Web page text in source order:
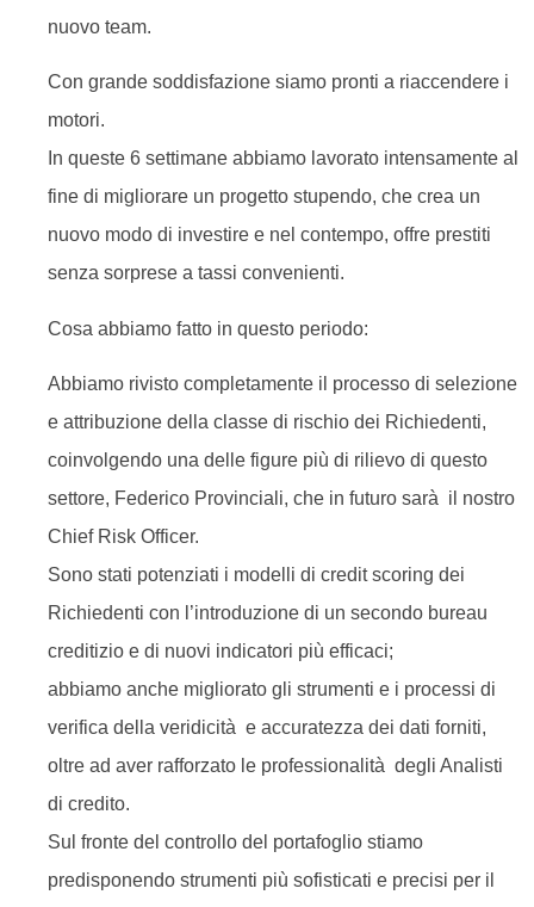
nuovo team.
Con grande soddisfazione siamo pronti a riaccendere i
motori.
In queste 6 settimane abbiamo lavorato intensamente al
fine di migliorare un progetto stupendo, che crea un
nuovo modo di investire e nel contempo, offre prestiti
senza sorprese a tassi convenienti.
Cosa abbiamo fatto in questo periodo:
Abbiamo rivisto completamente il processo di selezione
e attribuzione della classe di rischio dei Richiedenti,
coinvolgendo una delle figure più di rilievo di questo
settore, Federico Provinciali, che in futuro sarà il nostro
Chief Risk Officer.
Sono stati potenziati i modelli di credit scoring dei
Richiedenti con l’introduzione di un secondo bureau
creditizio e di nuovi indicatori più efficaci;
abbiamo anche migliorato gli strumenti e i processi di
verifica della veridicità e accuratezza dei dati forniti,
oltre ad aver rafforzato le professionalità degli Analisti
di credito.
Sul fronte del controllo del portafoglio stiamo
predisponendo strumenti più sofisticati e precisi per il